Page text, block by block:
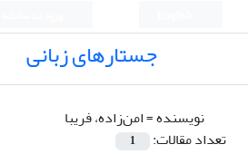
جستارهای زبانی
نویسنده =امن‌زاده، فریبا
تعداد مقالات:
1